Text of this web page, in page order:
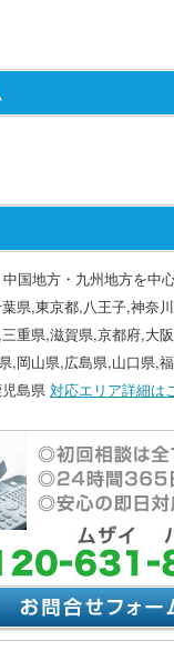
中国地方・九州地方を
県,東京都,八王子,神奈
重県,滋賀県,京都府,大
,岡山県,広島県,山口県,
児島県対応エリア詳細は